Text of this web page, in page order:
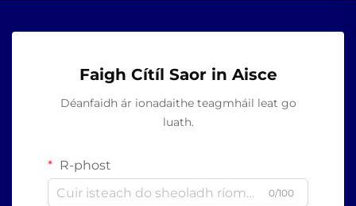
Faigh Cítíl Saor in Aisce
Déanfaidh ár ionadaithe teagmháil leat go
luath.
R-phost
0/100